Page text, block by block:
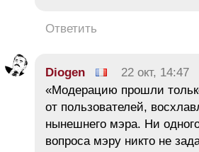
Ответить
Diogen 22 окт, 14:47
«Модерацию прошли
от пользователей,
нынешнего мэра. Ни
вопроса мэру никто не